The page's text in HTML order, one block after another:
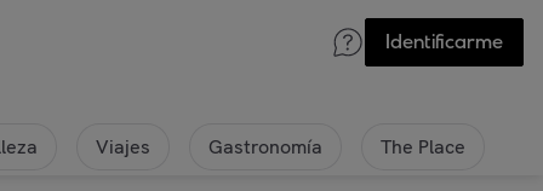
Identificarme
Viajes Gastronomía The Place